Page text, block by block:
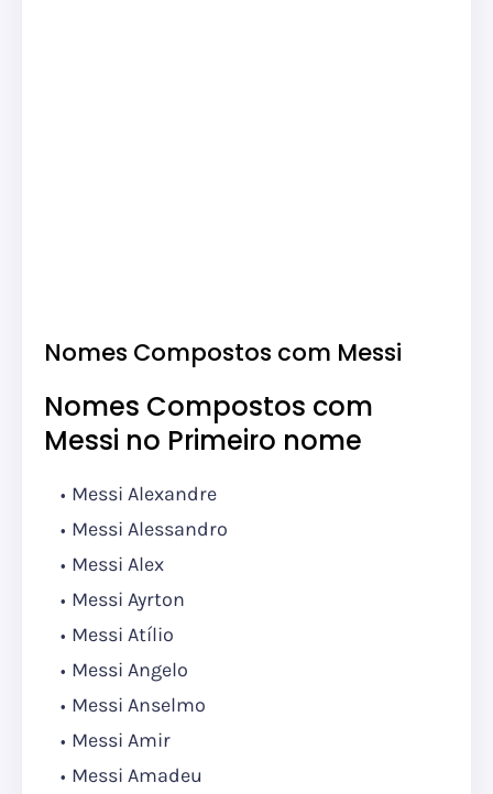
Nomes Compostos com Messi
Nomes Compostos com
Messi no Primeiro nome
Messi Alexandre
Messi Alessandro
Messi Alex
Messi Ayrton
Messi Atílio
Messi Angelo
Messi Anselmo
Messi Amir
Messi Amadeu